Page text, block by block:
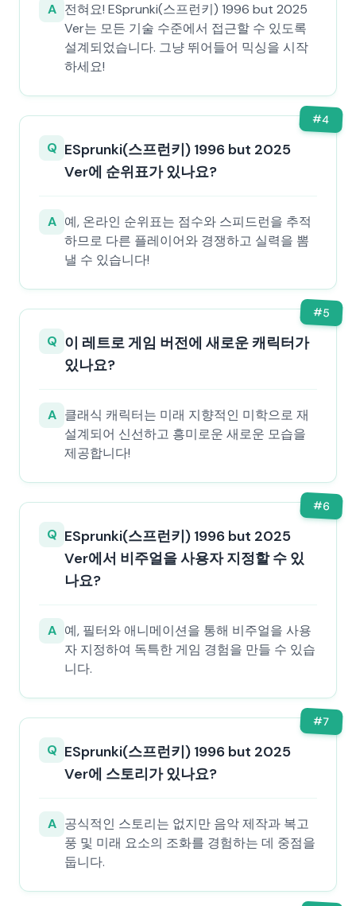
A 전혀요! ESprunki(스프런키) 1996 but 2025
Ver는 모든 기술 수준에서 접근할 수 있도록
설계되었습니다. 그냥 뛰어들어 믹싱을 시작
하세요!
#4
Q ESprunki(스프런키) 1996 but 2025
Ver에 순위표가 있나요?
A 예, 온라인 순위표는 점수와 스피드런을 추적
하므로 다른 플레이어와 경쟁하고 실력을 뽐
낼 수 있습니다!
#5
Q 이 레트로 게임 버전에 새로운 캐릭터가
있나요?
A 클래식 캐릭터는 미래 지향적인 미학으로 재
설계되어 신선하고 흥미로운 새로운 모습을
제공합니다!
#6
Q ESprunki(스프런키) 1996 but 2025
Ver에서 비주얼을 사용자 지정할 수 있
나요?
A 예, 필터와 애니메이션을 통해 비주얼을 사용
자 지정하여 독특한 게임 경험을 만들 수 있습
니다.
#7
Q ESprunki(스프런키) 1996 but 2025
Ver에 스토리가 있나요?
A 공식적인 스토리는 없지만 음악 제작과 복고
풍 및 미래 요소의 조화를 경험하는 데 중점을
둡니다.